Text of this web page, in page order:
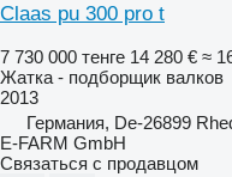
Claas pu 300 pro t
7 730 000 тенге 14 280 € ≈
Жатка - подборщик валков
2013
Германия, De-26899
E-FARM GmbH
Связаться с продавцом